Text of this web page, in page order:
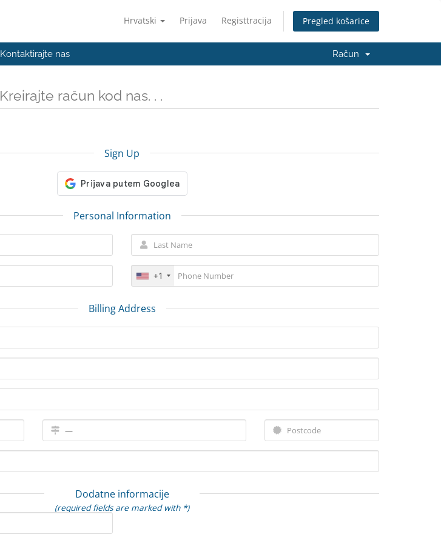
Hrvatski Prijava Registtracija Pregled košarice
Kontaktirajte nas Račun
Kreirajte račun kod nas. . .
Sign Up
Personal Information
+1
Billing Address
Dodatne informacije
(required fields are marked with *)